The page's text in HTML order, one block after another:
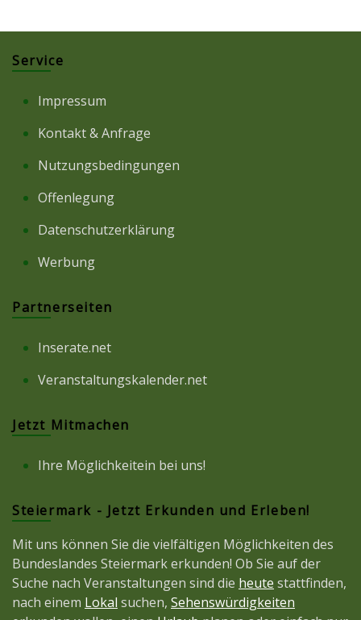
Service
Impressum
Kontakt & Anfrage
Nutzungsbedingungen
Offenlegung
Datenschutzerklärung
Werbung
Partnerseiten
Inserate.net
Veranstaltungskalender.net
Jetzt Mitmachen
Ihre Möglichkeitein bei uns!
Steiermark - Jetzt Erkunden und Erleben!
Mit uns können Sie die vielfältigen Möglichkeiten des
Bundeslandes Steiermark erkunden! Ob Sie auf der
Suche nach Veranstaltungen sind die heute stattfinden,
nach einem Lokal suchen, Sehenswürdigkeiten